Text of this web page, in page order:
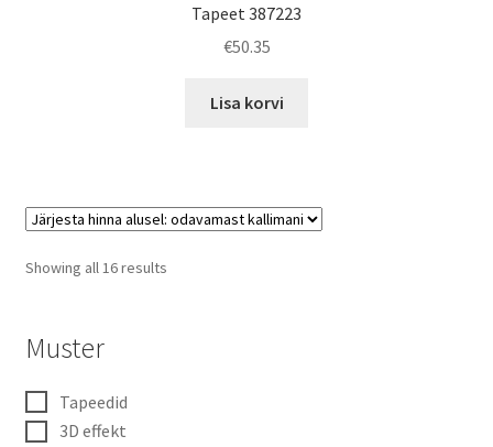
Tapeet 387223
€50.35
Lisa korvi
Showing all 16 resultsSorted
Muster
Tapeedid
3D effekt